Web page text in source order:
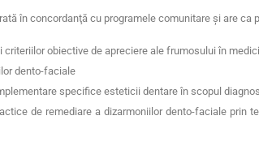
în concordanţă cu programele comunitare şi are ca
obiective de apreciere ale frumosului în
dento-faciale
specifice esteticii dentare în scopul
de remediare a dizarmoniilor dento-faciale prin